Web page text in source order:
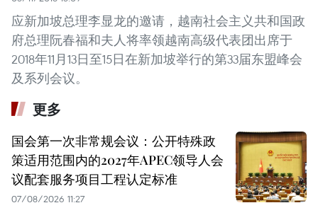
应新加坡总理李显龙的邀请，越南社会主义共和国政
府总理阮春福和夫人将率领越南高级代表团出席于
2018年11月13日至15日在新加坡举行的第33届东盟峰会
及系列会议。
更多
国会第一次非常规会议：公开特殊政
策适用范围内的2027年APEC领导人会
议配套服务项目工程认定标准
07/08/2026 11:27